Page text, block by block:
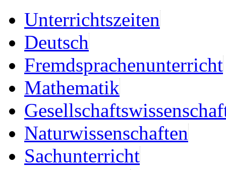
Unterrichtszeiten
Deutsch
Fremdsprachenunterricht
Mathematik
Naturwissenschaften
Sachunterricht